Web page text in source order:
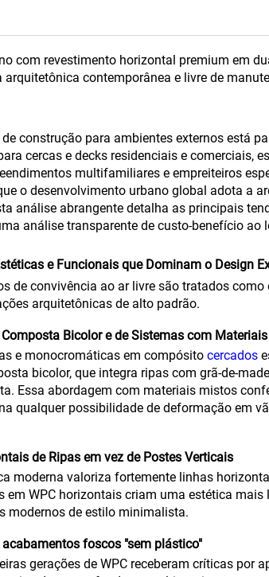
com revestimento horizontal premium em
contemporânea e livre de
construção para ambientes externos está
cercas e decks residenciais e comerciais,
multifamiliares e empreiteiros
o desenvolvimento urbano global adota a
análise abrangente detalha as principais
análise transparente de custo-benefício
e Funcionais que Dominam o Design
de convivência ao ar livre são tratados
arquitetônicas de alto padrão.
Composta Bicolor e de Sistemas com
e monocromáticas em compósito cercados
bicolor, que integra ripas com grã-de-
Essa abordagem com materiais mistos
qualquer possibilidade de deformação em
de Ripas em vez de Postes Verticais
moderna valoriza fortemente linhas
em WPC horizontais criam uma estética
modernos de estilo minimalista.
foscos "sem plástico"
gerações de WPC receberam críticas